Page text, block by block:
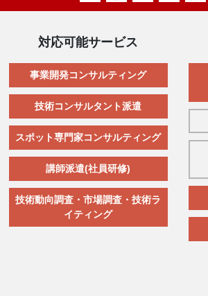
対応可能サービス
事業開発コンサルティング
技術コンサルタント派遣
スポット専門家コンサルティング
講師派遣(社員研修)
技術動向調査・市場調査・技術ラ
イティング